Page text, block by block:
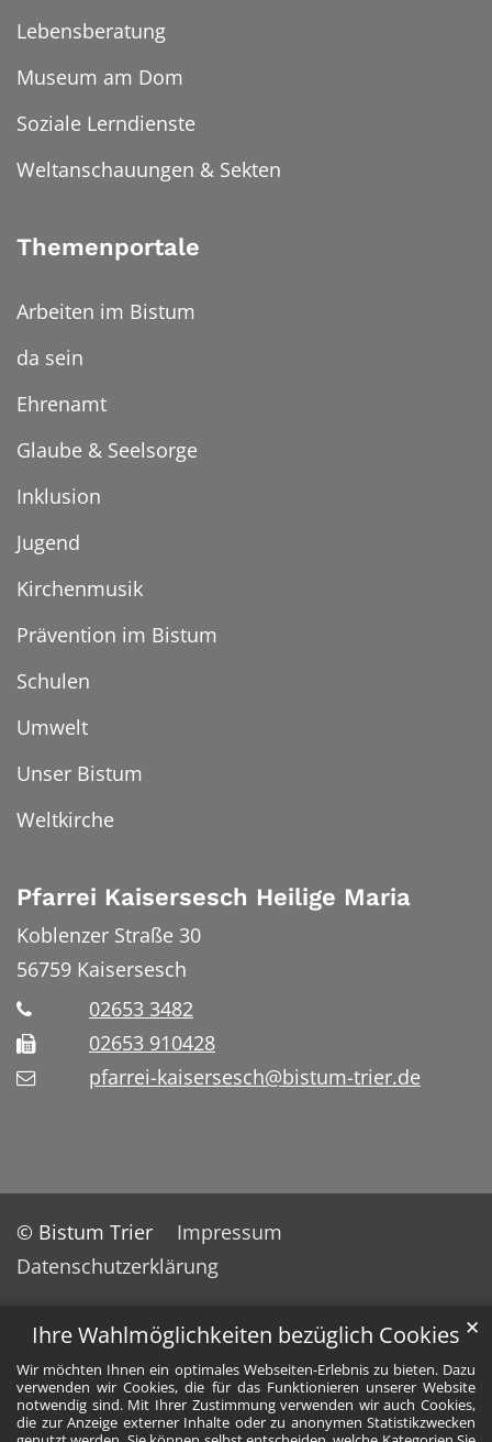
Ihre Wahlmöglichkeiten bezüglich Cookies
Wir möchten Ihnen ein optimales Webseiten-Erlebnis zu bieten. Dazu
verwenden wir Cookies, die für das Funktionieren unserer Website
notwendig sind. Mit Ihrer Zustimmung verwenden wir auch Cookies,
die zur Anzeige externer Inhalte oder zu anonymen Statistikzwecken
✕
Lebensberatung
Museum am Dom
Soziale Lerndienste
Weltanschauungen & Sekten
Themenportale
Arbeiten im Bistum
da sein
Ehrenamt
Glaube & Seelsorge
Inklusion
Jugend
Kirchenmusik
Prävention im Bistum
Schulen
Umwelt
Unser Bistum
Weltkirche
Pfarrei Kaisersesch Heilige Maria
Koblenzer Straße 30
56759 Kaisersesch
02653 3482
02653 910428
pfarrei-kaisersesch@bistum-trier.de
© Bistum Trier
Impressum
Datenschutzerklärung